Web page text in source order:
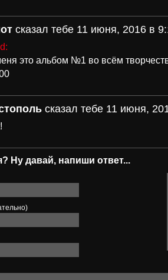
сказал тебе 11 июня, 2016 в
это альбом №1 во всём
сказал тебе 11 июня,
Ну давай, напиши ответ...